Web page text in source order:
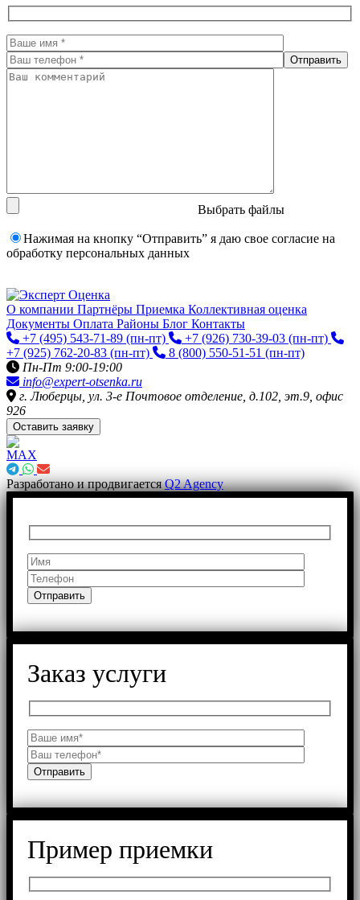
Выбрать файлы
Нажимая на кнопку “Отправить” я даю свое согласие на
обработку персональных данных
О компании Партнёры Приемка Коллективная оценка
Документы Оплата Районы Блог Контакты
+7 (495) 543-71-89 (пн-пт) +7 (926) 730-39-03 (пн-пт)
+7 (925) 762-20-83 (пн-пт) 8 (800) 550-51-51 (пн-пт)
Пн-Пт 9:00-19:00
info@expert-otsenka.ru
г. Люберцы, ул. 3-е Почтовое отделение, д.102, эт.9, офис
926
Оставить заявку
Разработано и продвигаетсяQ2 Agency
Заказ услуги
Пример приемки